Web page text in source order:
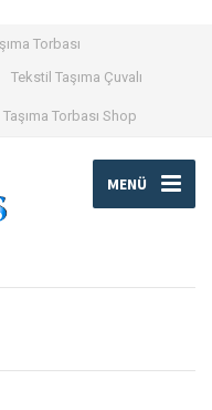
Torbası
Tekstil Taşıma Çuvalı
Torbası Shop
MENÜ